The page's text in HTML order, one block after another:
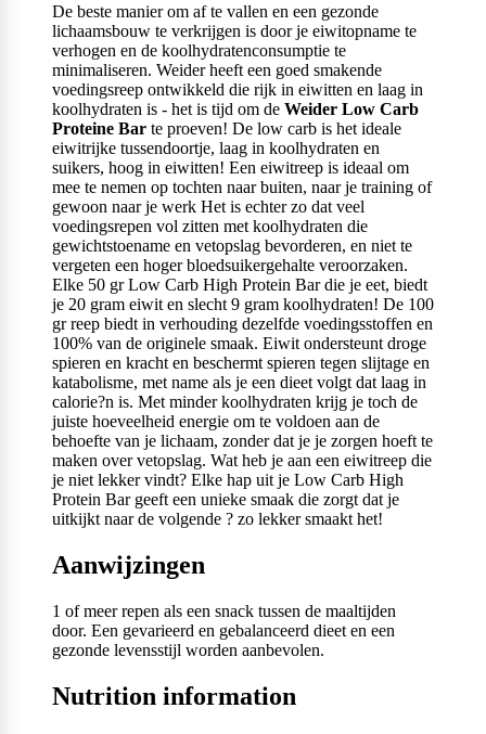
De beste manier om af te vallen en een gezonde
lichaamsbouw te verkrijgen is door je eiwitopname te
verhogen en de koolhydratenconsumptie te
minimaliseren. Weider heeft een goed smakende
voedingsreep ontwikkeld die rijk in eiwitten en laag in
koolhydraten is - het is tijd om de Weider Low Carb
Proteine Bar te proeven! De low carb is het ideale
eiwitrijke tussendoortje, laag in koolhydraten en
suikers, hoog in eiwitten! Een eiwitreep is ideaal om
mee te nemen op tochten naar buiten, naar je training of
gewoon naar je werk Het is echter zo dat veel
voedingsrepen vol zitten met koolhydraten die
gewichtstoename en vetopslag bevorderen, en niet te
vergeten een hoger bloedsuikergehalte veroorzaken.
Elke 50 gr Low Carb High Protein Bar die je eet, biedt
je 20 gram eiwit en slecht 9 gram koolhydraten! De 100
gr reep biedt in verhouding dezelfde voedingsstoffen en
100% van de originele smaak. Eiwit ondersteunt droge
spieren en kracht en beschermt spieren tegen slijtage en
katabolisme, met name als je een dieet volgt dat laag in
calorie?n is. Met minder koolhydraten krijg je toch de
juiste hoeveelheid energie om te voldoen aan de
behoefte van je lichaam, zonder dat je je zorgen hoeft te
maken over vetopslag. Wat heb je aan een eiwitreep die
je niet lekker vindt? Elke hap uit je Low Carb High
Protein Bar geeft een unieke smaak die zorgt dat je
uitkijkt naar de volgende ? zo lekker smaakt het!
Aanwijzingen
1 of meer repen als een snack tussen de maaltijden
door. Een gevarieerd en gebalanceerd dieet en een
gezonde levensstijl worden aanbevolen.
Nutrition information